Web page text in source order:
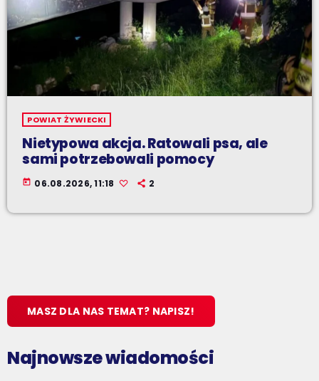
POWIAT ŻYWIECKI
Nietypowa akcja. Ratowali psa, ale
sami potrzebowali pomocy
today 06.08.2026, 11:18 2
MASZ DLA NAS TEMAT? NAPISZ!
Najnowsze wiadomości